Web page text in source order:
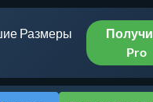
Размеры
Pro